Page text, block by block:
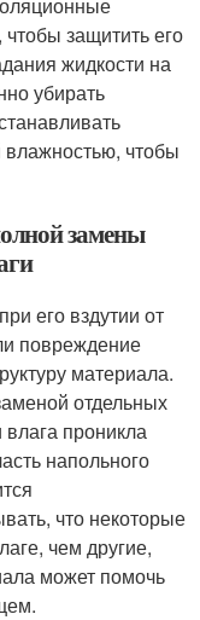
защитить его
жидкости на
убирать
чтобы
замены
его вздутии от
повреждение
материала.
отдельных
проникла
напольного
что некоторые
чем другие,
может помочь